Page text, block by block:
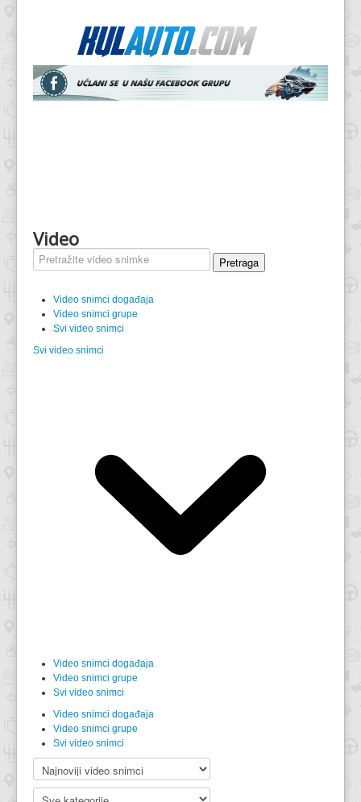
Video
Pretraga
Video snimci događaja
Video snimci grupe
Svi video snimci
Svi video snimci
Video snimci događaja
Video snimci grupe
Svi video snimci
Video snimci događaja
Video snimci grupe
Svi video snimci